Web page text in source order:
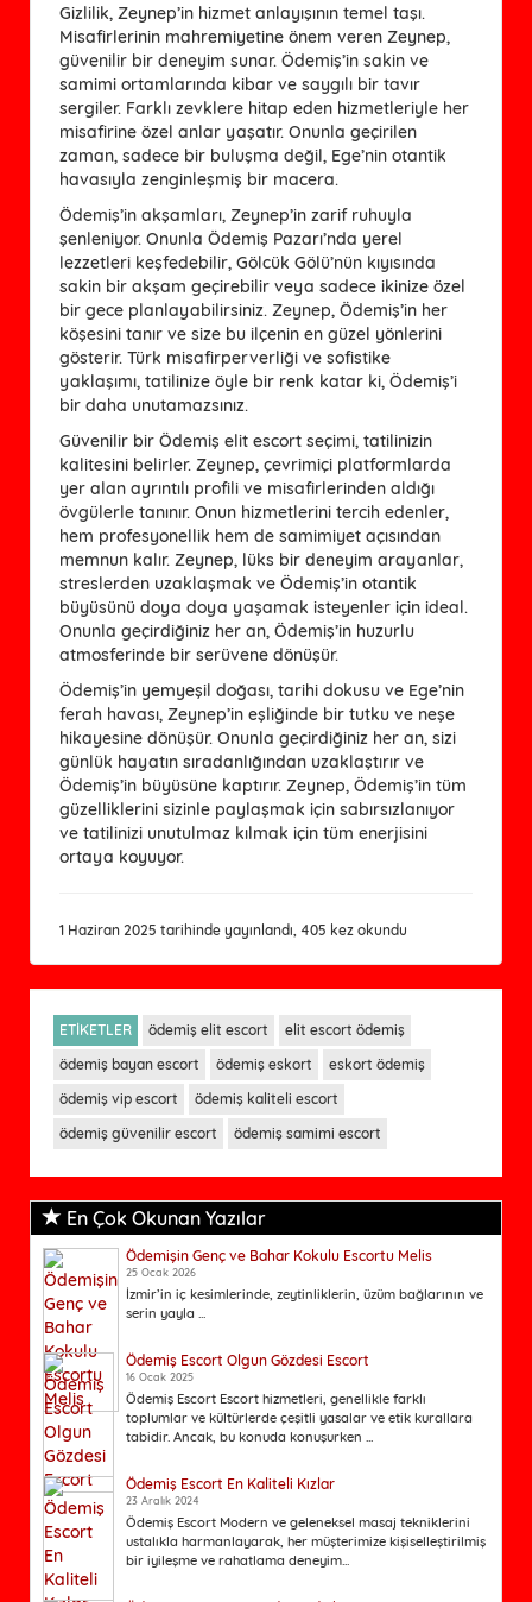
Gizlilik, Zeynep’in hizmet anlayışının temel taşı.
Misafirlerinin mahremiyetine önem veren Zeynep,
güvenilir bir deneyim sunar. Ödemiş’in sakin ve
samimi ortamlarında kibar ve saygılı bir tavır
sergiler. Farklı zevklere hitap eden hizmetleriyle her
misafirine özel anlar yaşatır. Onunla geçirilen
zaman, sadece bir buluşma değil, Ege’nin otantik
havasıyla zenginleşmiş bir macera.
Ödemiş’in akşamları, Zeynep’in zarif ruhuyla
şenleniyor. Onunla Ödemiş Pazarı’nda yerel
lezzetleri keşfedebilir, Gölcük Gölü’nün kıyısında
sakin bir akşam geçirebilir veya sadece ikinize özel
bir gece planlayabilirsiniz. Zeynep, Ödemiş’in her
köşesini tanır ve size bu ilçenin en güzel yönlerini
gösterir. Türk misafirperverliği ve sofistike
yaklaşımı, tatilinize öyle bir renk katar ki, Ödemiş’i
bir daha unutamazsınız.
Güvenilir bir Ödemiş elit escort seçimi, tatilinizin
kalitesini belirler. Zeynep, çevrimiçi platformlarda
yer alan ayrıntılı profili ve misafirlerinden aldığı
övgülerle tanınır. Onun hizmetlerini tercih edenler,
hem profesyonellik hem de samimiyet açısından
memnun kalır. Zeynep, lüks bir deneyim arayanlar,
streslerden uzaklaşmak ve Ödemiş’in otantik
büyüsünü doya doya yaşamak isteyenler için ideal.
Onunla geçirdiğiniz her an, Ödemiş’in huzurlu
atmosferinde bir serüvene dönüşür.
Ödemiş’in yemyeşil doğası, tarihi dokusu ve Ege’nin
ferah havası, Zeynep’in eşliğinde bir tutku ve neşe
hikayesine dönüşür. Onunla geçirdiğiniz her an, sizi
günlük hayatın sıradanlığından uzaklaştırır ve
Ödemiş’in büyüsüne kaptırır. Zeynep, Ödemiş’in tüm
güzelliklerini sizinle paylaşmak için sabırsızlanıyor
ve tatilinizi unutulmaz kılmak için tüm enerjisini
ortaya koyuyor.
1 Haziran 2025 tarihinde yayınlandı, 405 kez okundu
ETİKETLER ödemiş elit escort
elit escort ödemiş
ödemiş bayan escort
ödemiş eskort
eskort ödemiş
ödemiş vip escort
ödemiş kaliteli escort
ödemiş güvenilir escort
ödemiş samimi escort
En Çok Okunan Yazılar
Ödemişin Genç ve Bahar Kokulu Escortu Melis
25 Ocak 2026
İzmir’in iç kesimlerinde, zeytinliklerin, üzüm bağlarının ve
serin yayla ...
Ödemiş Escort Olgun Gözdesi Escort
16 Ocak 2025
Ödemiş Escort Escort hizmetleri, genellikle farklı
toplumlar ve kültürlerde çeşitli yasalar ve etik kurallara
tabidir. Ancak, bu konuda konuşurken ...
Ödemiş Escort En Kaliteli Kızlar
23 Aralık 2024
Ödemiş Escort Modern ve geleneksel masaj tekniklerini
ustalıkla harmanlayarak, her müşterimize kişiselleştirilmiş
bir iyileşme ve rahatlama deneyim...